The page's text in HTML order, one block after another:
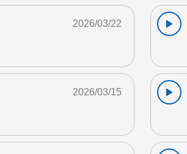
2026/03/22
2026/03/15